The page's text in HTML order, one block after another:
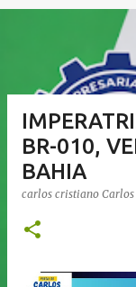
BR-010,
BAHIA
carlos cristiano